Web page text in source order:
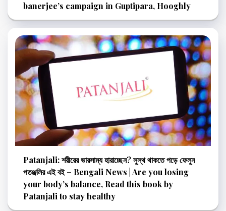
banerjee’s campaign in Guptipara, Hooghly
Patanjali: শরীরের ভারসাম্য হারাচ্ছেন? সুস্থ থাকতে পড়ে ফেলুন
পতঞ্জলির এই বই – Bengali News | Are you losing
your body’s balance, Read this book by
Patanjali to stay healthy